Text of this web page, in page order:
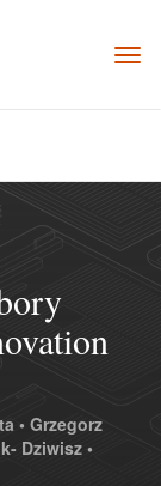
• Grzegorz
Dziwisz •